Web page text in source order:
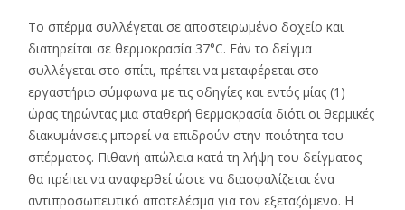
Το σπέρμα συλλέγεται σε αποστειρωμένο δοχείο και
διατηρείται σε θερμοκρασία 37°C. Εάν το δείγμα
συλλέγεται στο σπίτι, πρέπει να μεταφέρεται στο
εργαστήριο σύμφωνα με τις οδηγίες και εντός μίας (1)
ώρας τηρώντας μια σταθερή θερμοκρασία διότι οι θερμικές
διακυμάνσεις μπορεί να επιδρούν στην ποιότητα του
σπέρματος. Πιθανή απώλεια κατά τη λήψη του δείγματος
θα πρέπει να αναφερθεί ώστε να διασφαλίζεται ένα
αντιπροσωπευτικό αποτελέσμα για τον εξεταζόμενο. Η